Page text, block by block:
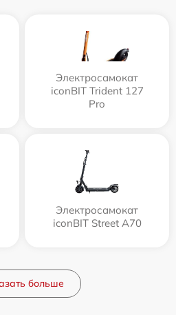
Электросамокат
iconBIT Trident 127
Pro
Электросамокат
iconBIT Street A70
больше